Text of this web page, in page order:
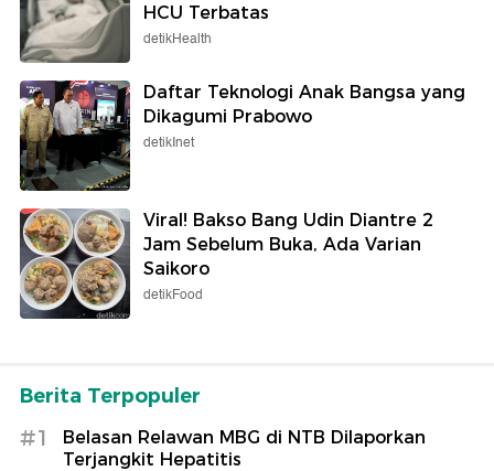
HCU Terbatas
detikHealth
Daftar Teknologi Anak Bangsa yang
Dikagumi Prabowo
detikInet
Viral! Bakso Bang Udin Diantre 2
Jam Sebelum Buka, Ada Varian
Saikoro
detikFood
Berita Terpopuler
#1
Belasan Relawan MBG di NTB Dilaporkan
Terjangkit Hepatitis